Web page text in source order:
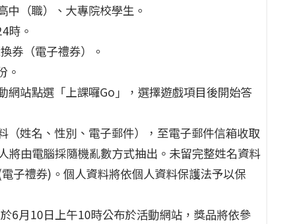
中（職）、大專院校學生。
時。
券（電子禮券）。
。
站點選「上課囉Go」，選擇遊戲項目後開始答
姓名、性別、電子郵件），至電子郵件信箱收取
將由電腦採隨機亂數方式抽出。未留完整姓名資料
子禮券)。個人資料將依個人資料保護法予以保
6月10日上午10時公布於活動網站，獎品將依參